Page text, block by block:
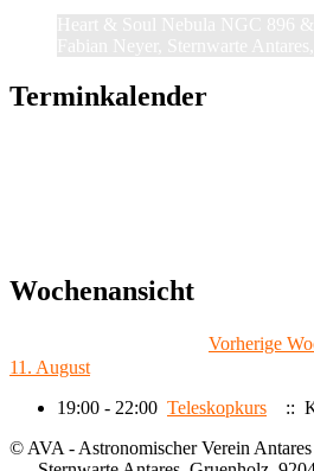
Terminkalender
Wochenansicht
Vorherige
11. August
19:00 - 22:00 Teleskopkurs
::
© AVA - Astronomischer Verein